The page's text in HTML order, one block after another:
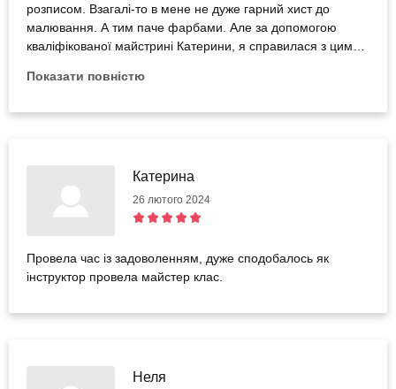
розписом. Взагалі-то в мене не дуже гарний хист до
малювання. А тим паче фарбами. Але за допомогою
кваліфікованої майстрині Катерини, я справилася з цим
гарна майстриня і класний педагог. Вона мене весь час
не було досвіду, це мені дуже допомогло. Я отримала
Показати повністю
Катерина
26 лютого 2024
Провела час із задоволенням, дуже сподобалось як
інструктор провела майстер клас.
Неля